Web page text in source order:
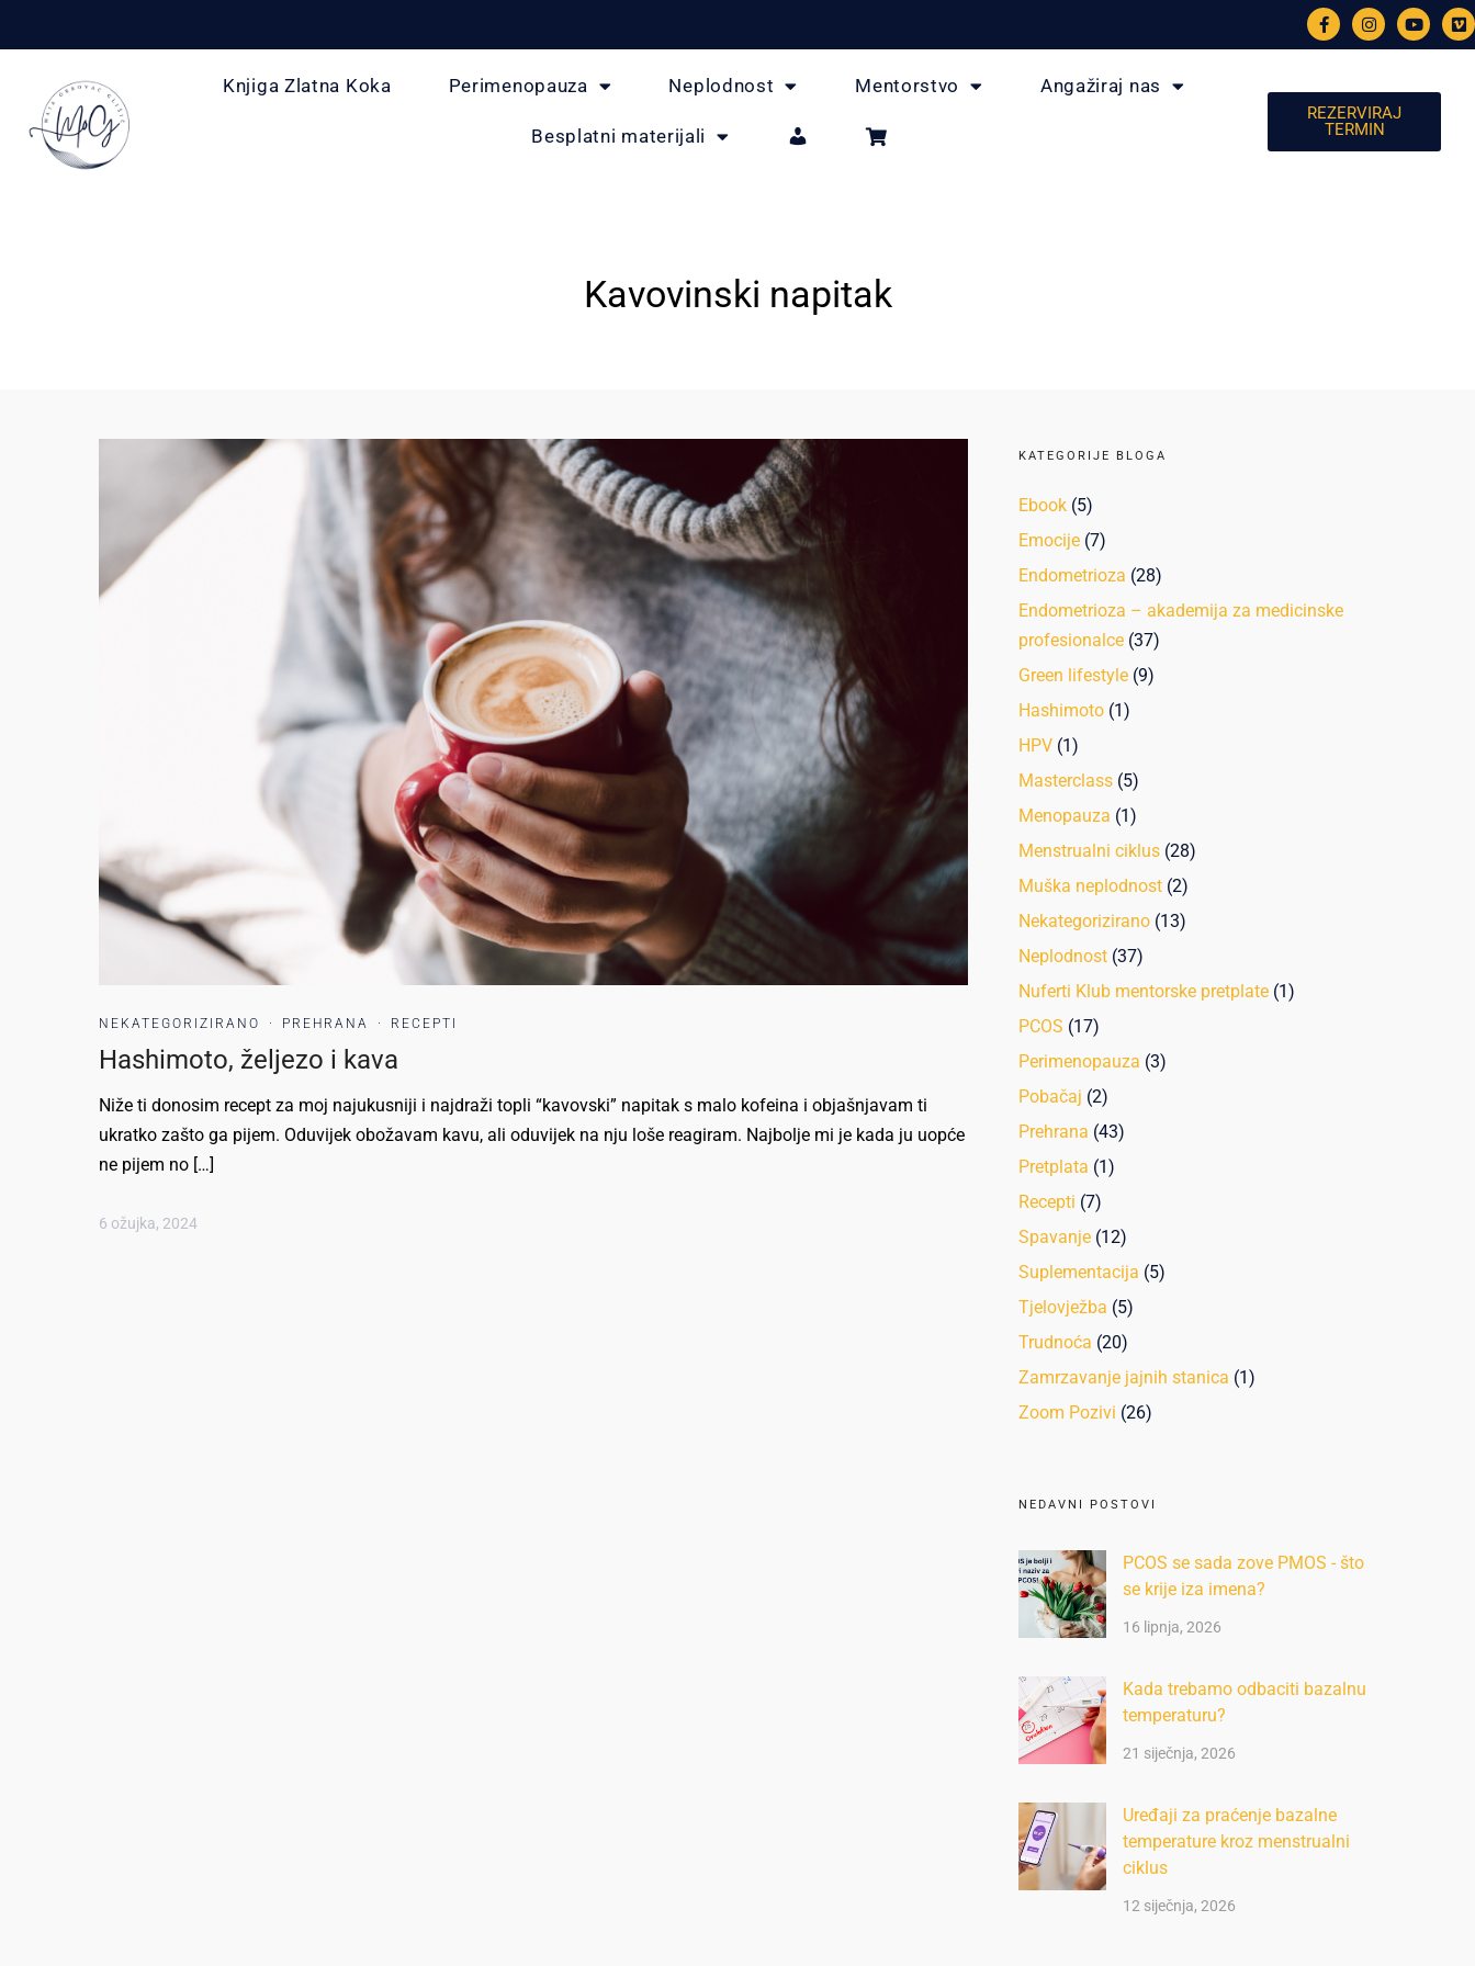
Knjiga Zlatna Koka Perimenopauza Neplodnost Mentorstvo Angažiraj nas
Besplatni materijali
REZERVIRAJ
TERMIN
Kavovinski napitak
NEKATEGORIZIRANO · PREHRANA · RECEPTI
Hashimoto, željezo i kava
Niže ti donosim recept za moj najukusniji i najdraži topli “kavovski” napitak s malo kofeina i objašnjavam ti
ukratko zašto ga pijem. Oduvijek obožavam kavu, ali oduvijek na nju loše reagiram. Najbolje mi je kada ju uopće
ne pijem no […]
6 ožujka, 2024
KATEGORIJE BLOGA
Ebook (5)
Emocije (7)
Endometrioza (28)
Endometrioza – akademija za medicinske
profesionalce (37)
Green lifestyle (9)
Hashimoto (1)
HPV (1)
Masterclass (5)
Menopauza (1)
Menstrualni ciklus (28)
Muška neplodnost (2)
Nekategorizirano (13)
Neplodnost (37)
Nuferti Klub mentorske pretplate (1)
PCOS (17)
Perimenopauza (3)
Pobačaj (2)
Prehrana (43)
Pretplata (1)
Recepti (7)
Spavanje (12)
Suplementacija (5)
Tjelovježba (5)
Trudnoća (20)
Zamrzavanje jajnih stanica (1)
Zoom Pozivi (26)
NEDAVNI POSTOVI
PCOS se sada zove PMOS - što
se krije iza imena?
16 lipnja, 2026
Kada trebamo odbaciti bazalnu
temperaturu?
21 siječnja, 2026
Uređaji za praćenje bazalne
temperature kroz menstrualni
ciklus
12 siječnja, 2026